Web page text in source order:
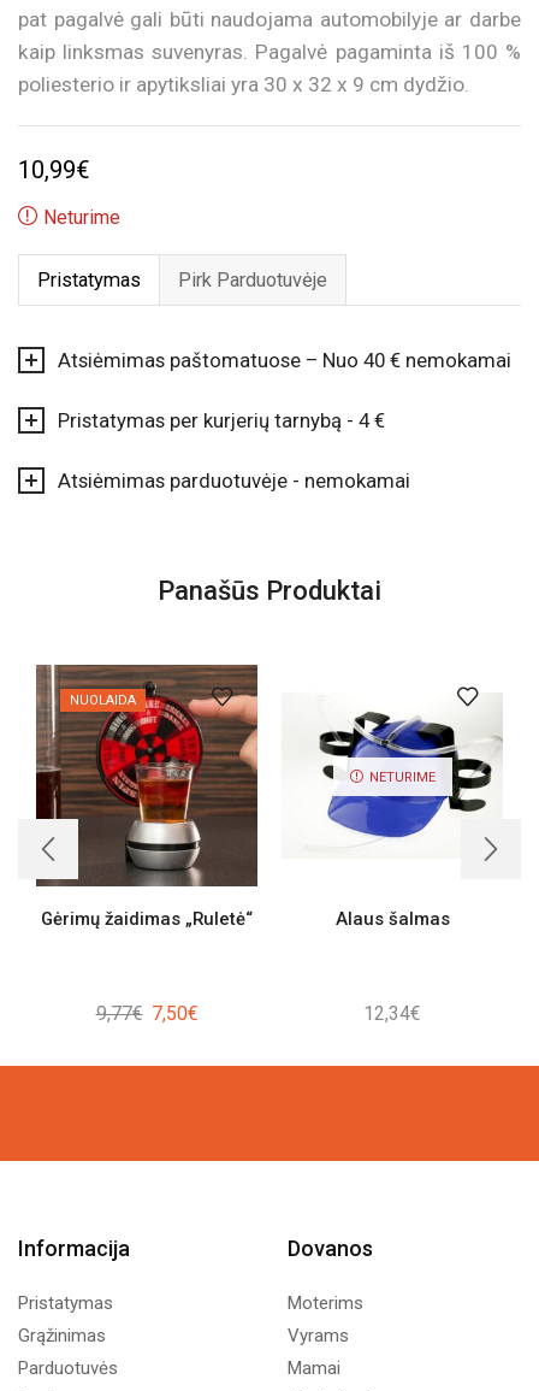
pat pagalvė gali būti naudojama automobilyje ar darbe
kaip linksmas suvenyras. Pagalvė pagaminta iš 100 %
poliesterio ir apytiksliai yra 30 x 32 x 9 cm dydžio.
10,99€
Neturime
Pristatymas Pirk Parduotuvėje
Atsiėmimas paštomatuose – Nuo 40 € nemokamai
Pristatymas per kurjerių tarnybą - 4 €
Atsiėmimas parduotuvėje - nemokamai
Panašūs Produktai
NUOLAIDA
Gėrimų žaidimas „Ruletė“
9,77€ Original
was:
7,50€Current
is:
NETURIME
Alaus šalmas
12,34€
Informacija
Pristatymas
Grąžinimas
Parduotuvės
Dovanos
Moterims
Vyrams
Mamai